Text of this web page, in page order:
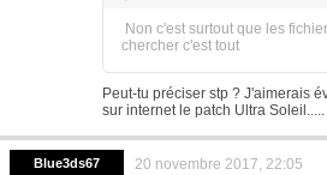
Non c'est surtout que les
chercher c'est tout
Peut-tu préciser stp ? J'aimerais
sur internet le patch Ultra Soleil.....
Blue3ds67 20 novembre 2017, 22:05